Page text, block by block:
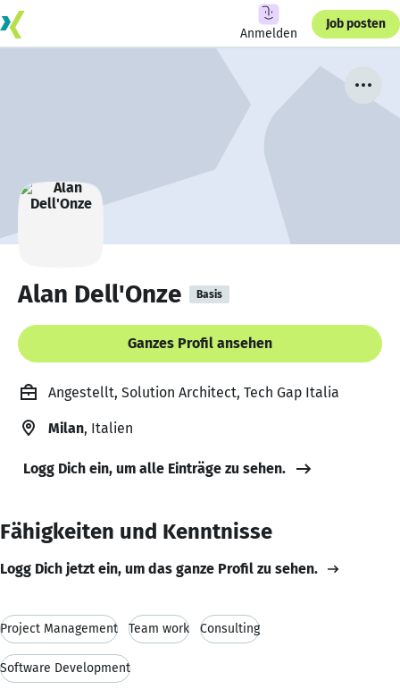
Anmelden
Job posten
Alan Dell'Onze Basis
Ganzes Profil ansehen
Angestellt, Solution Architect, Tech Gap Italia
Milan, Italien
Logg Dich ein, um alle Einträge zu sehen.
Fähigkeiten und Kenntnisse
Logg Dich jetzt ein, um das ganze Profil zu sehen.
Project Management Team work Consulting
Software Development